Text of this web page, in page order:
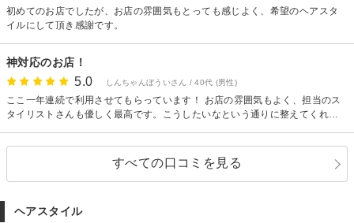
初めてのお店でしたが、お店の雰囲気もとっても感じよく、希望のヘアスタ
イルにして頂き感謝です。
神対応のお店！
5.0 しんちゃんぼういさん / 40代 (男性)
ここ一年連続で利用させてもらっています！ お店の雰囲気もよく、担当のス
タイリストさんも優しく最高です。こうしたいなという通りに整えてくれま
すべての口コミを見る
ヘアスタイル